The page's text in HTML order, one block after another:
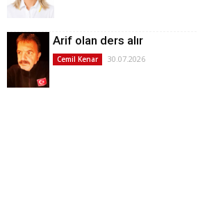
Arif olan ders alır
Cemil Kenar 30.07.2026